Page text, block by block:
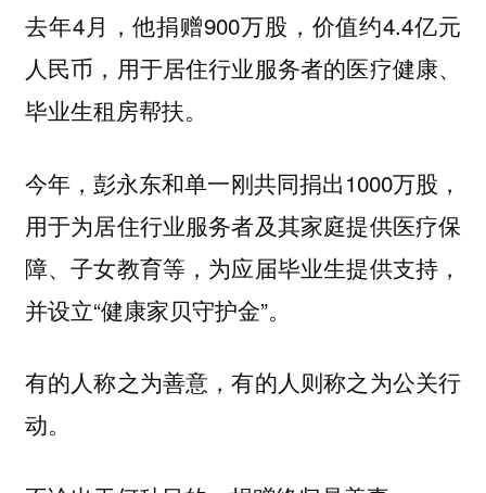
去年4月，他捐赠900万股，价值约4.4亿元
人民币，用于居住行业服务者的医疗健康、
毕业生租房帮扶。
今年，彭永东和单一刚共同捐出1000万股，
用于为居住行业服务者及其家庭提供医疗保
障、子女教育等，为应届毕业生提供支持，
并设立“健康家贝守护金”。
有的人称之为善意，有的人则称之为公关行
动。